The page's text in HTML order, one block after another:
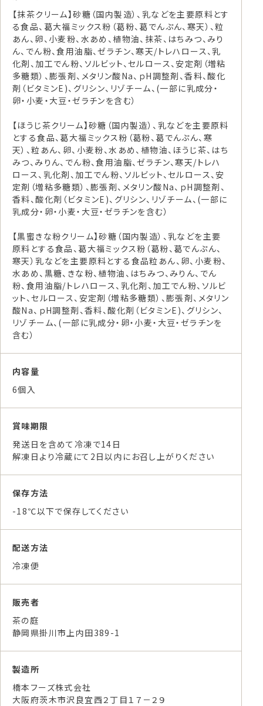
【抹茶クリーム】砂糖（国内製造）、乳などを主要原料とす
る食品、葛大福ミックス粉（葛粉、葛でんぷん、寒天）、粒
あん、卵、小麦粉、水あめ、植物油、抹茶、はちみつ、みり
ん、でん粉、食用油脂、ゼラチン、寒天/トレハロース、乳
化剤、加工でん粉、ソルビット、セルロース、安定剤（増粘
多糖類）、膨張剤、メタリン酸Na、ｐH調整剤、香料、酸化
剤（ビタミンE)、グリシン、リゾチーム、(一部に乳成分・
卵・小麦・大豆・ゼラチンを含む）
【ほうじ茶クリーム】砂糖（国内製造）、乳などを主要原料
とする食品、葛大福ミックス粉（葛粉、葛でんぷん、寒
天）、粒あん、卵、小麦粉、水あめ、植物油、ほうじ茶、はち
みつ、みりん、でん粉、食用油脂、ゼラチン、寒天/トレハ
ロース、乳化剤、加工でん粉、ソルビット、セルロース、安
定剤（増粘多糖類）、膨張剤、メタリン酸Na、ｐH調整剤、
香料、酸化剤（ビタミンE)、グリシン、リゾチーム、(一部に
乳成分・卵・小麦・大豆・ゼラチンを含む）
【黒蜜きな粉クリーム】砂糖（国内製造）、乳などを主要
原料とする食品、葛大福ミックス粉（葛粉、葛でんぷん、
寒天）乳などを主要原料とする食品粒あん、卵、小麦粉、
水あめ、黒糖、きな粉、植物油、はちみつ、みりん、でん
粉、食用油脂/トレハロース、乳化剤、加工でん粉、ソルビ
ット、セルロース、安定剤（増粘多糖類）、膨張剤、メタリン
酸Na、ｐH調整剤、香料、酸化剤（ビタミンE)、グリシン、
リゾチーム、(一部に乳成分・卵・小麦・大豆・ゼラチンを
含む）
内容量
6個入
賞味期限
発送日を含めて冷凍で14日
解凍日より冷蔵にて2日以内にお召し上がりください
保存方法
-18℃以下で保存してください
配送方法
冷凍便
販売者
茶の庭
静岡県掛川市上内田389-1
製造所
橋本フーズ株式会社
大阪府茨木市沢良宜西２丁目１７－２９